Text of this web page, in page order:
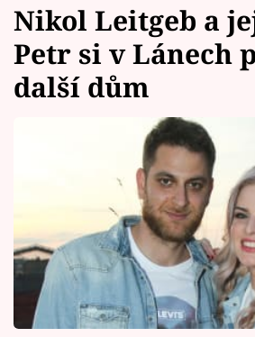
Témata
Celebrity
Horoskopy
Sledujte prima+
Filmový festival Karlovy
Nikol Leitgeb a
Petr si v Lánech
další dům